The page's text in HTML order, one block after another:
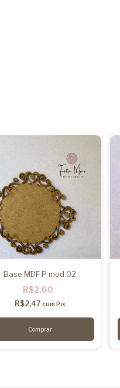
Base MDF P mod 02
R$2,60
R$2,47 com Pix